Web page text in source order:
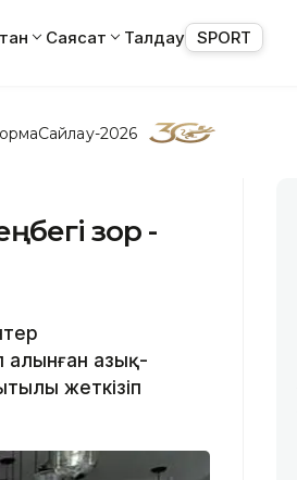
Саясат Талдау SPORT
Сайлау-2026
зор -
алынған азық-
жеткізіп